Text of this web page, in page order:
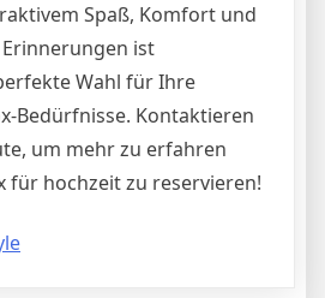
Spaß, Komfort und
ist
Wahl für Ihre
Bedürfnisse. Kontaktieren
um mehr zu erfahren
für hochzeit zu reservieren!